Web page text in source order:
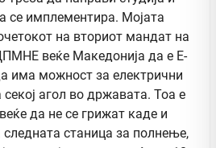
се имплементира. Мојата
на вториот мандат на
веќе Македонија да е Е-
има можност за електрични
агол во државата. Тоа е
да не се грижат каде и
станица за полнење,